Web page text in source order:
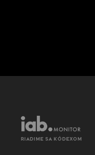
RIADIME SA KÓDEXOM